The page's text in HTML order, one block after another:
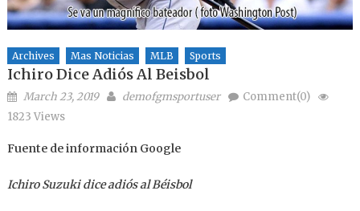
Archives Mas Noticias MLB Sports
Ichiro Dice Adiós Al Beisbol
Posted on
March 23, 2019 Author
demofgmsportuser
Comment(0)
1823 Views
Fuente de información Google
Ichiro Suzuki dice adiós al Béisbol